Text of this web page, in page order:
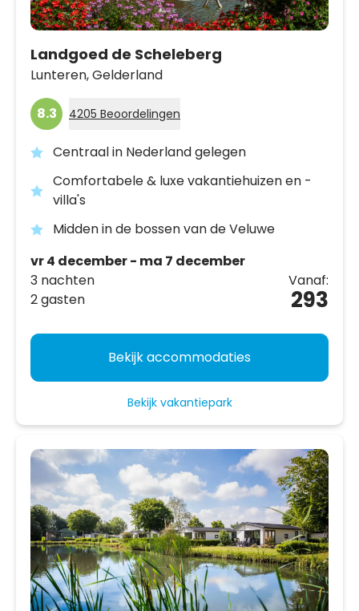
Landgoed de Scheleberg
Lunteren,Gelderland
8.3 4205 Beoordelingen
Centraal in Nederland gelegen
Comfortabele & luxe vakantiehuizen en -
villa's
Midden in de bossen van de Veluwe
vr 4 december - ma 7 december
3 nachten
2 gasten
Vanaf:
293
Bekijk accommodaties
Bekijk vakantiepark